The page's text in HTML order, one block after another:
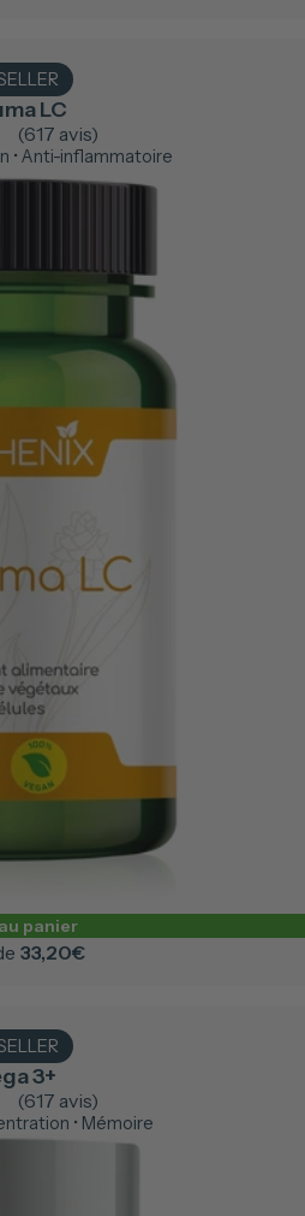
LC
(617 avis)
• Anti-inflammatoire
panier
33,20€
3+
(617 avis)
• Mémoire